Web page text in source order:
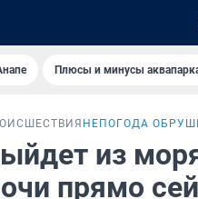
Плюсы и минусы
НЕПОГОДА
из
прямо